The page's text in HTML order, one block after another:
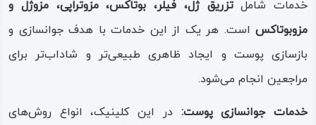
خدمات شاملتزریق ژل، فیلر، بوتاکس، مزوتراپی، مزوژل و
مزوبوتاکس است. هر یک از این خدمات با هدف جوانسازی و
بازسازی پوست و ایجاد ظاهری طبیعی‌تر و شاداب‌تر برای
مراجعین انجام می‌شود.
خدمات جوانسازی پوست:در این کلینیک، انواع روش‌های